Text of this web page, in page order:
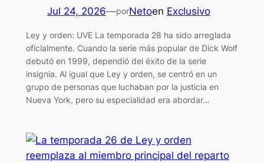
Jul 24, 2026—porNetoen Exclusivo
Ley y orden: UVE La temporada 28 ha sido arreglada
oficialmente. Cuando la serie más popular de Dick Wolf
debutó en 1999, dependió del éxito de la serie
insignia. Al igual que Ley y orden, se centró en un
grupo de personas que luchaban por la justicia en
Nueva York, pero su especialidad era abordar…